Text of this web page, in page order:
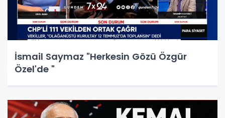
İsmail Saymaz "Herkesin Gözü Özgür
Özel'de "